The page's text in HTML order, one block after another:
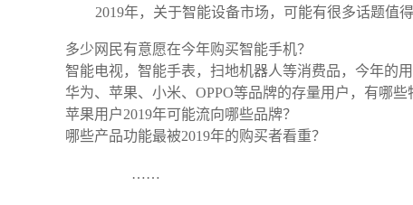
2019年，关于智能设备市场，可能有很多话题值
多少网民有意愿在今年购买智能手机？
智能电视，智能手表，扫地机器人等消费品，今年的
华为、苹果、小米、OPPO等品牌的存量用户，有哪些
苹果用户2019年可能流向哪些品牌？
哪些产品功能最被2019年的购买者看重？
……